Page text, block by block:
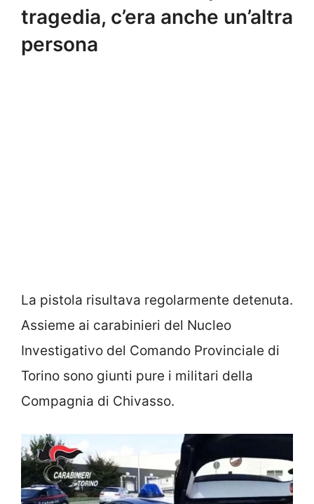
tragedia, c’era anche un’altra
persona
La pistola risultava regolarmente detenuta.
Assieme ai carabinieri del Nucleo
Investigativo del Comando Provinciale di
Torino sono giunti pure i militari della
Compagnia di Chivasso.